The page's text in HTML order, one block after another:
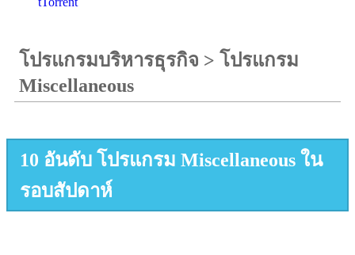
โปรแกรมบริหารธุรกิจ > โปรแกรม
Miscellaneous
10 อันดับ โปรแกรม Miscellaneous ใน
รอบสัปดาห์